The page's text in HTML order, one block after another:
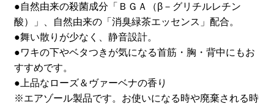
●自然由来の殺菌成分「ＢＧＡ（β－グリチルレチン
酸）」、自然由来の「消臭緑茶エッセンス」配合。
●舞い散りが少なく、静音設計。
●ワキの下やベタつきが気になる首筋・胸・背中にもお
すすめです。
●上品なローズ＆ヴァーベナの香り
※エアゾール製品です。お使いになる時や廃棄される時